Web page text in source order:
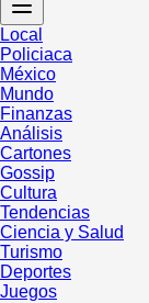
Local
Policiaca
México
Mundo
Finanzas
Análisis
Cartones
Gossip
Cultura
Tendencias
Ciencia y Salud
Turismo
Deportes
Juegos